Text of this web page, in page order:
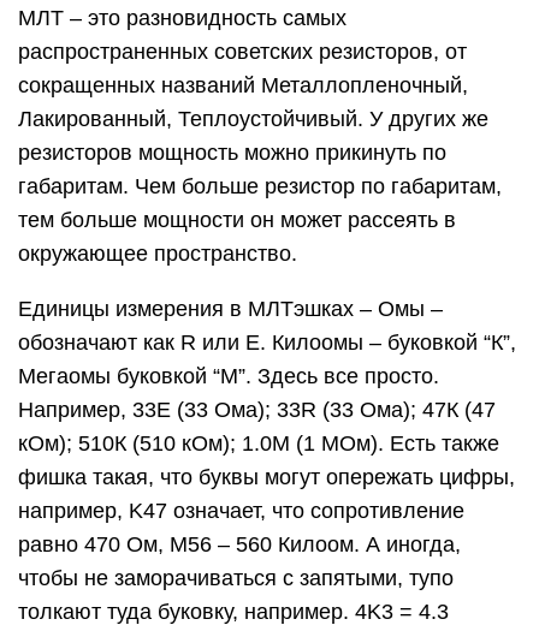
МЛТ – это разновидность самых
распространенных советских резисторов, от
сокращенных названий Металлопленочный,
Лакированный, Теплоустойчивый. У других же
резисторов мощность можно прикинуть по
габаритам. Чем больше резистор по габаритам,
тем больше мощности он может рассеять в
окружающее пространство.
Единицы измерения в МЛТэшках – Омы –
обозначают как R или E. Килоомы – буковкой “К”,
Мегаомы буковкой “М”. Здесь все просто.
Например, 33Е (33 Ома); 33R (33 Ома); 47К (47
кОм); 510К (510 кОм); 1.0М (1 МОм). Есть также
фишка такая, что буквы могут опережать цифры,
например, K47 означает, что сопротивление
равно 470 Ом, M56 – 560 Килоом. А иногда,
чтобы не заморачиваться с запятыми, тупо
толкают туда буковку, например. 4K3 = 4.3